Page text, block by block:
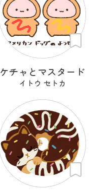
ケチャとマスタード
イトウ セトカ